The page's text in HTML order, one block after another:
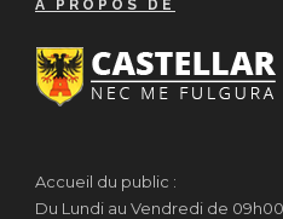
A PROPOS DE
Accueil du public :
Du Lundi au Vendredi de 09h00